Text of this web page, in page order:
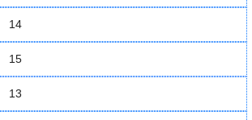
14
15
13